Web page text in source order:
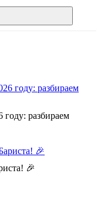
году: разбираем
🎉